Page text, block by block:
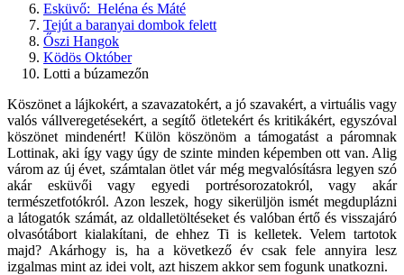
Esküvő: Heléna és Máté
Tejút a baranyai dombok felett
Őszi Hangok
Ködös Október
Lotti a búzamezőn
Köszönet a lájkokért, a szavazatokért, a jó szavakért, a virtuális vagy
valós vállveregetésekért, a segítő ötletekért és kritikákért, egyszóval
köszönet mindenért! Külön köszönöm a támogatást a páromnak
Lottinak, aki így vagy úgy de szinte minden képemben ott van. Alig
várom az új évet, számtalan ötlet vár még megvalósításra legyen szó
akár esküvői vagy egyedi portrésorozatokról, vagy akár
természetfotókról. Azon leszek, hogy sikerüljön ismét megduplázni
a látogatók számát, az oldalletöltéseket és valóban értő és visszajáró
olvasótábort kialakítani, de ehhez Ti is kelletek. Velem tartotok
majd? Akárhogy is, ha a következő év csak fele annyira lesz
izgalmas mint az idei volt, azt hiszem akkor sem fogunk unatkozni.